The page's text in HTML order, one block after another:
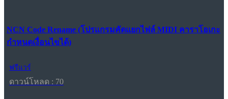
NCN Code Rename (โปรแกรมคัดแยกไฟล์ MIDI คาราโอเกะ
กำหนดเงื่อนไขได้)
ฟรีแวร์
ดาวน์โหลด : 70